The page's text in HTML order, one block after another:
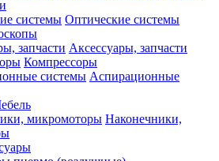
Оптические системы
Аксессуары, запчасти
Компрессоры
Аспирационные
Наконечники,